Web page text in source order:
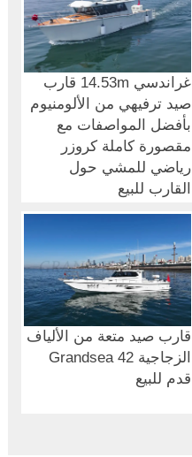
غراندسي 14.53m قارب
صيد ترفيهي من الألومنيوم
بأفضل المواصفات مع
مقصورة كاملة كروزر
رياضي للمشي حول
القارب للبيع
قارب صيد متعة من الألياف
الزجاجية Grandsea 42
قدم للبيع